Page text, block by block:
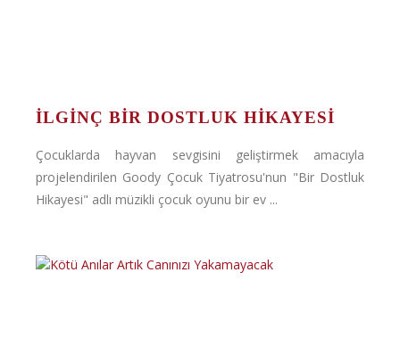
İLGINÇ BIR DOSTLUK HIKAYESI
Çocuklarda hayvan sevgisini geliştirmek amacıyla
projelendirilen Goody Çocuk Tiyatrosu'nun "Bir Dostluk
Hikayesi" adlı müzikli çocuk oyunu bir ev ...